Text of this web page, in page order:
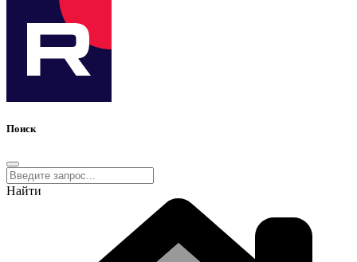
Поиск
Найти